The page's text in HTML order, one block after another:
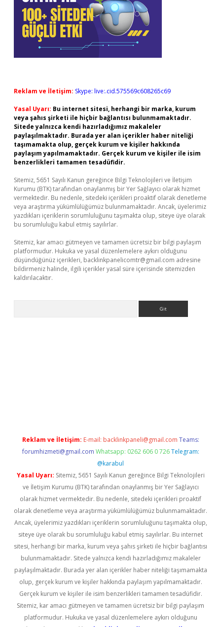
Reklam ve İletişim: Skype: live:.cid.575569c608265c69
Yasal Uyarı: Bu internet sitesi, herhangi bir marka, kurum
veya şahıs şirketi ile hiçbir bağlantısı bulunmamaktadır.
Sitede yalnızca kendi hazırladığımız makaleler
paylaşılmaktadır. Burada yer alan içerikler haber niteliği
taşımamakta olup, gerçek kurum ve kişiler hakkında
paylaşım yapılmamaktadır. Gerçek kurum ve kişiler ile isim
benzerlikleri tamamen tesadüfidir.
Sitemiz, 5651 Sayılı Kanun gereğince Bilgi Teknolojileri ve İletişim
Kurumu (BTK) tarafından onaylanmış bir Yer Sağlayıcı olarak hizmet
vermektedir. Bu nedenle, sitedeki içerikleri proaktif olarak denetleme
veya araştırma yükümlülüğümüz bulunmamaktadır. Ancak, üyelerimiz
yazdıkları içeriklerin sorumluluğunu taşımakta olup, siteye üye olarak
bu sorumluluğu kabul etmiş sayılırlar.
Sitemiz, kar amacı gütmeyen ve tamamen ücretsiz bir bilgi paylaşım
platformudur. Hukuka ve yasal düzenlemelere aykırı olduğunu
düşündüğünüz içerikleri, backlinkpanelicomtr@gmail.com adresine
bildirmeniz halinde, ilgili içerikler yasal süre içerisinde sitemizden
kaldırılacaktır.
Reklam ve İletişim: E-mail: backlinkpaneli@gmail.com Teams:
forumhizmeti@gmail.com Whatsapp: 0262 606 0 726 Telegram:
@karabul
Yasal Uyarı: Sitemiz, 5651 Sayılı Kanun gereğince Bilgi Teknolojileri
ve İletişim Kurumu (BTK) tarafından onaylanmış bir Yer Sağlayıcı
olarak hizmet vermektedir. Bu nedenle, sitedeki içerikleri proaktif
olarak denetleme veya araştırma yükümlülüğümüz bulunmamaktadır.
Ancak, üyelerimiz yazdıkları içeriklerin sorumluluğunu taşımakta olup,
siteye üye olarak bu sorumluluğu kabul etmiş sayılırlar. Bu internet
sitesi, herhangi bir marka, kurum veya şahıs şirketi ile hiçbir bağlantısı
bulunmamaktadır. Sitede yalnızca kendi hazırladığımız makaleler
paylaşılmaktadır. Burada yer alan içerikler haber niteliği taşımamakta
olup, gerçek kurum ve kişiler hakkında paylaşım yapılmamaktadır.
Gerçek kurum ve kişiler ile isim benzerlikleri tamamen tesadüfidir.
Sitemiz, kar amacı gütmeyen ve tamamen ücretsiz bir bilgi paylaşım
platformudur. Hukuka ve yasal düzenlemelere aykırı olduğunu